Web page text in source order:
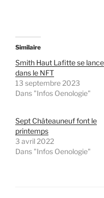
Similaire
Smith Haut Lafitte se lance
dans le NFT
13 septembre 2023
Dans "Infos Oenologie"
Sept Châteauneuf font le
printemps
3 avril 2022
Dans "Infos Oenologie"